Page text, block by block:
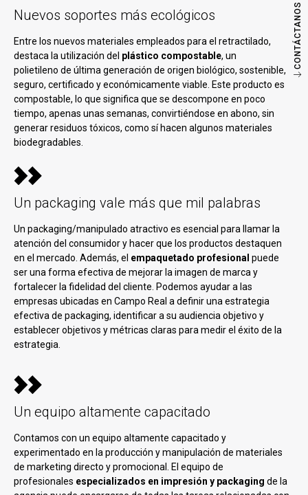
CONTÁCTANOS
Nuevos soportes más ecológicos
Entre los nuevos materiales empleados para el retractilado,
destaca la utilización del plástico compostable, un
polietileno de última generación de origen biológico, sostenible,
seguro, certificado y económicamente viable. Este producto es
compostable, lo que significa que se descompone en poco
tiempo, apenas unas semanas, convirtiéndose en abono, sin
generar residuos tóxicos, como sí hacen algunos materiales
biodegradables.
Un packaging vale más que mil palabras
Un packaging/manipulado atractivo es esencial para llamar la
atención del consumidor y hacer que los productos destaquen
en el mercado. Además, el empaquetado profesional puede
ser una forma efectiva de mejorar la imagen de marca y
fortalecer la fidelidad del cliente. Podemos ayudar a las
empresas ubicadas en Campo Real a definir una estrategia
efectiva de packaging, identificar a su audiencia objetivo y
establecer objetivos y métricas claras para medir el éxito de la
estrategia.
Un equipo altamente capacitado
Contamos con un equipo altamente capacitado y
experimentado en la producción y manipulación de materiales
de marketing directo y promocional. El equipo de
profesionales especializados en impresión y packaging de la